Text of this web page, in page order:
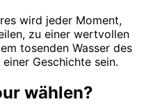
wird jeder Moment,
zu einer wertvollen
tosenden Wasser des
Geschichte sein.
wählen?